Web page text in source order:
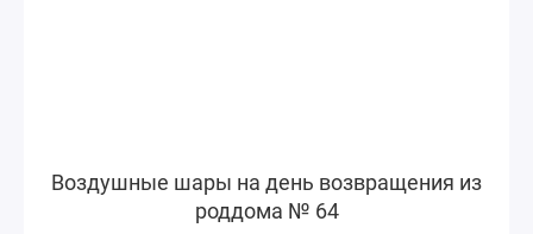
Воздушные шары на день возвращения из
роддома № 64